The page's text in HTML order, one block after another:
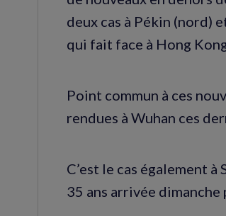
deux cas à Pékin (nord)
qui fait face à Hong
Point commun à ces
rendues à Wuhan ces
C’est le cas également
35 ans arrivée dimanche